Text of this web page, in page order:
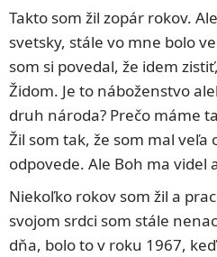
Takto som žil zopár rokov.
svetsky, stále vo mne bolo
som si povedal, že idem
Židom. Je to náboženstvo
druh národa? Prečo máme
Žil som tak, že som mal veľa
odpovede. Ale Boh ma videl
Niekoľko rokov som žil a
svojom srdci som stále
dňa, bolo to v roku 1967,